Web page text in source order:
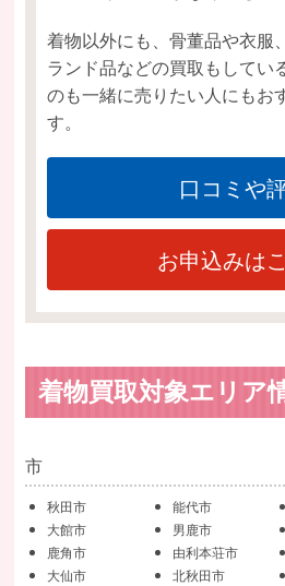
着物以外にも、骨董品や衣服
ランド品などの買取もしてい
のも一緒に売りたい人にもお
す。
口コミや
お申込みは
着物買取対象エリア
市
秋田市 能代市
大館市
男鹿市
鹿角市
由利本荘市
大仙市
北秋田市